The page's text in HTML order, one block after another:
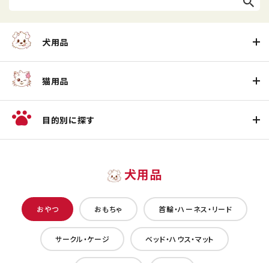
犬用品
猫用品
目的別に探す
犬用品
おやつ おもちゃ 首輪・ハーネス・リード
サークル・ケージ ベッド・ハウス・マット